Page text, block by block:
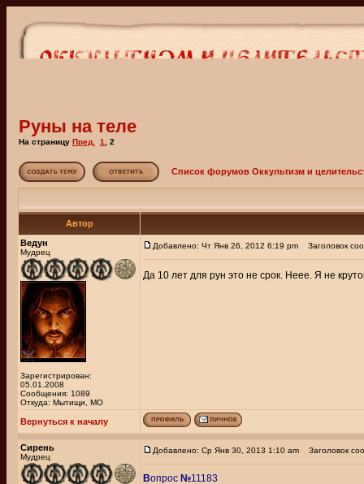
Руны на теле
На страницу Пред. 1 2
Список форумов Оккультизм и
Автор
Ведун
Мудрец
Зарегистрирован:
05.01.2008
Сообщения: 1089
Откуда: Мытищи, МО
Добавлено: Чт Янв 26, 2012 6:19 pm Заголовок
Да 10 лет для рун это не срок. Неее. Я не
Вернуться к началу
Сирень
Мудрец
Добавлено: Ср Янв 30, 2013 1:10 am Заголовок
Вопрос №11183